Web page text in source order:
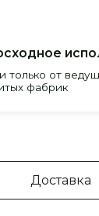
Доставка